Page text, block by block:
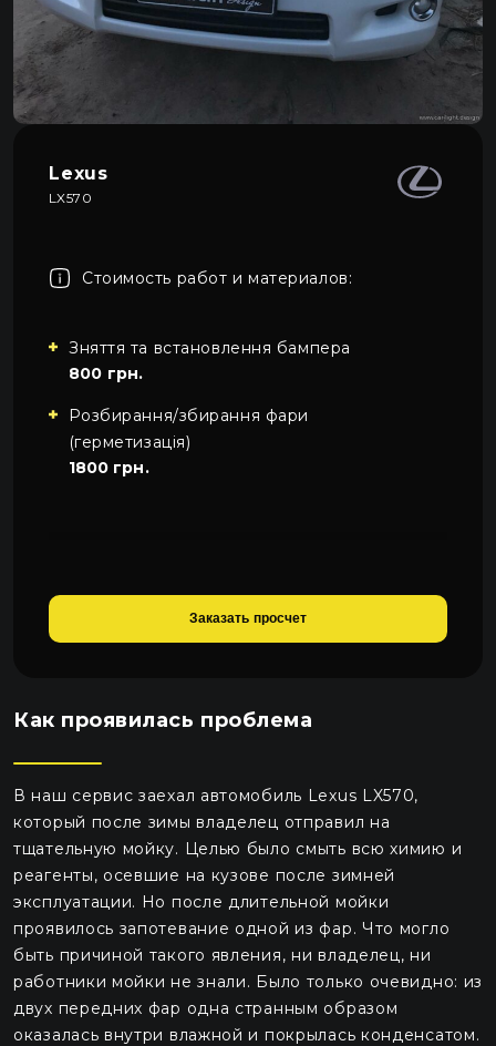
Про автосвет
0
Все категории
Контакты
Lexus
LX570
Стоимость работ и материалов:
Зняття та встановлення бампера
800 грн.
Розбирання/збирання фари
(герметизація)
1800 грн.
Заказать просчет
Как проявилась проблема
В наш сервис заехал автомобиль Lexus LX570,
который после зимы владелец отправил на
тщательную мойку. Целью было смыть всю химию и
реагенты, осевшие на кузове после зимней
эксплуатации. Но после длительной мойки
проявилось запотевание одной из фар. Что могло
быть причиной такого явления, ни владелец, ни
работники мойки не знали. Было только очевидно: из
двух передних фар одна странным образом
оказалась внутри влажной и покрылась конденсатом.